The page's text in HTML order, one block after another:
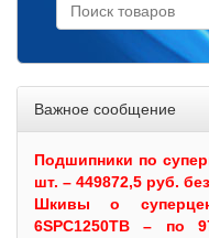
Важное сообщение
Подшипники по
шт. – 449872,5 руб.
Шкивыо
6SPC1250TB – по